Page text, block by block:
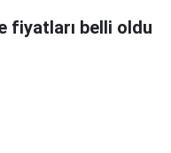
fiyatları belli oldu